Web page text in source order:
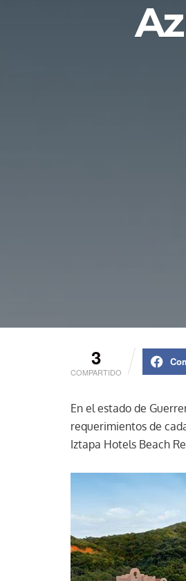
3
COMPARTIDO
En el estado de
requerimientos de
Iztapa Hotels Beach